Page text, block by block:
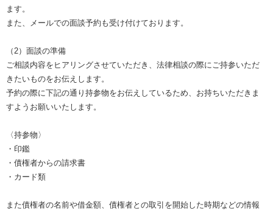
ます。
また、メールでの面談予約も受け付けております。
（2）面談の準備
ご相談内容をヒアリングさせていただき、法律相談の際にご持参いただ
きたいものをお伝えします。
予約の際に下記の通り持参物をお伝えしているため、お持ちいただきま
すようお願いいたします。
〈持参物〉
・印鑑
・債権者からの請求書
・カード類
また債権者の名前や借金額、債権者との取引を開始した時期などの情報